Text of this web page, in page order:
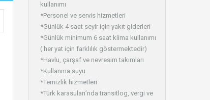
kullanımı
*Personel ve servis hizmetleri
*Günlük 4 saat seyir için yakıt giderleri
*Günlük minimum 6 saat klima kullanımı
( her yat için farklılık göstermektedir)
*Havlu, çarşaf ve nevresim takımları
*Kullanma suyu
*Temizlik hizmetleri
*Türk karasuları’nda transitlog, vergi ve